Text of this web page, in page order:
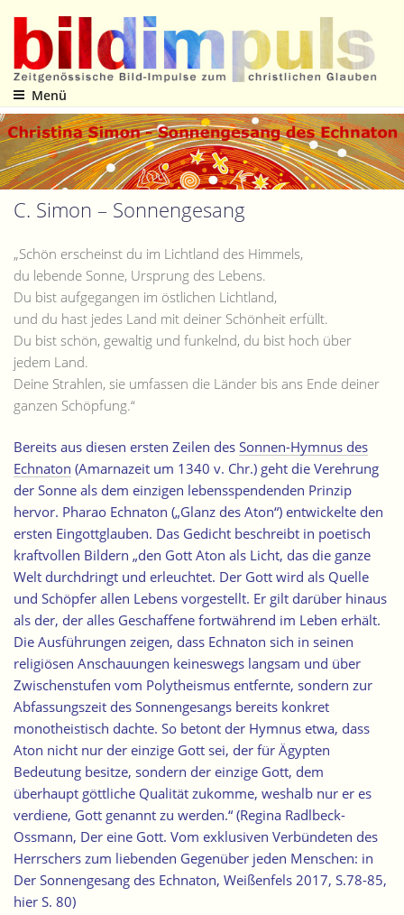
Inhalt
springen
Zeitgenössische Bild-Impulse zum christlichen Glauben
Menü
C. Simon – Sonnengesang
„Schön erscheinst du im Lichtland des Himmels,
du lebende Sonne, Ursprung des Lebens.
Du bist aufgegangen im östlichen Lichtland,
und du hast jedes Land mit deiner Schönheit erfüllt.
Du bist schön, gewaltig und funkelnd, du bist hoch über
jedem Land.
Deine Strahlen, sie umfassen die Länder bis ans Ende deiner
ganzen Schöpfung.“
Bereits aus diesen ersten Zeilen des Sonnen-Hymnus des
Echnaton (Amarnazeit um 1340 v. Chr.) geht die Verehrung
der Sonne als dem einzigen lebensspendenden Prinzip
hervor. Pharao Echnaton („Glanz des Aton“) entwickelte den
ersten Eingottglauben. Das Gedicht beschreibt in poetisch
kraftvollen Bildern „den Gott Aton als Licht, das die ganze
Welt durchdringt und erleuchtet. Der Gott wird als Quelle
und Schöpfer allen Lebens vorgestellt. Er gilt darüber hinaus
als der, der alles Geschaffene fortwährend im Leben erhält.
Die Ausführungen zeigen, dass Echnaton sich in seinen
religiösen Anschauungen keineswegs langsam und über
Zwischenstufen vom Polytheismus entfernte, sondern zur
Abfassungszeit des Sonnengesangs bereits konkret
monotheistisch dachte. So betont der Hymnus etwa, dass
Aton nicht nur der einzige Gott sei, der für Ägypten
Bedeutung besitze, sondern der einzige Gott, dem
überhaupt göttliche Qualität zukomme, weshalb nur er es
verdiene, Gott genannt zu werden.“ (Regina Radlbeck-
Ossmann, Der eine Gott. Vom exklusiven Verbündeten des
Herrschers zum liebenden Gegenüber jeden Menschen: in
Der Sonnengesang des Echnaton, Weißenfels 2017, S.78-85,
hier S. 80)